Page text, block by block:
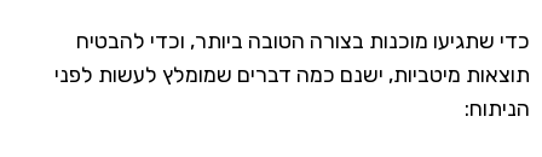
כדי שתגיעו מוכנות בצורה הטובה ביותר, וכדי להבטיח
תוצאות מיטביות, ישנם כמה דברים שמומלץ לעשות לפני
הניתוח: